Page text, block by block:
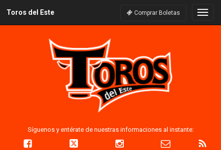
Toros del Este Comprar Boletas
Síguenos y entérate de nuestras informaciones al instante: